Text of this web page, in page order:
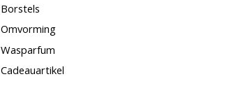
Borstels
Omvorming
Wasparfum
Cadeauartikel